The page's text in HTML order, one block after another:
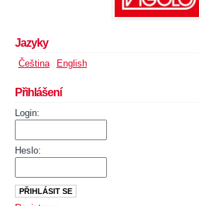
Jazyky
Čeština English
Přihlášení
Login:
Heslo: